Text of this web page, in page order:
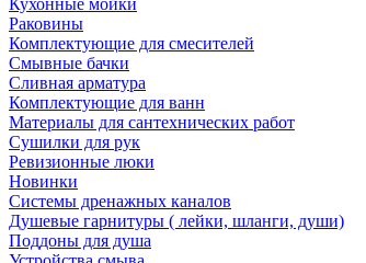
Кухонные мойки
Раковины
Комплектующие для смесителей
Смывные бачки
Сливная арматура
Комплектующие для ванн
Материалы для сантехнических работ
Сушилки для рук
Ревизионные люки
Новинки
Системы дренажных каналов
Душевые гарнитуры ( лейки, шланги, души)
Поддоны для душа